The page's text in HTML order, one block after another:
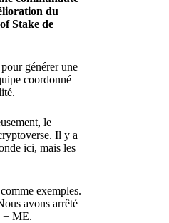
du
Stake de
générer une
coordonné
le
Il y a
ici, mais les
exemples.
avons arrêté
+ ME.